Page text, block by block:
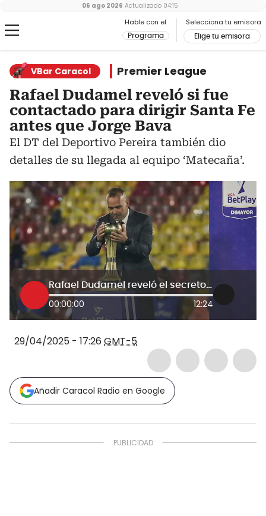
Hable con el
Programa
Selecciona tu emisora
Elige tu emisora
06 ago 2026 Actualizado 04:15
VBar Caracol Premier League
Rafael Dudamel reveló si fue
contactado para dirigir Santa Fe
antes que Jorge Bava
El DT del Deportivo Pereira también dio
detalles de su llegada al equipo ‘Matecaña’.
Rafael Dudamel reveló el secreto para el buen rendimiento del Pereira: El equipo venía en un bache
00:00:00 12:24
29/04/2025 - 17:26 GMT-5
Añadir Caracol Radio en Google